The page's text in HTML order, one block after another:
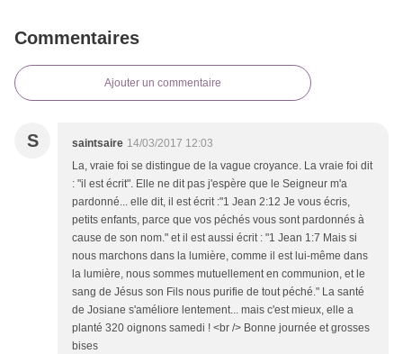
Commentaires
Ajouter un commentaire
S saintsaire 14/03/2017 12:03
La, vraie foi se distingue de la vague croyance. La vraie foi dit
: "il est écrit". Elle ne dit pas j'espère que le Seigneur m'a
pardonné... elle dit, il est écrit :"1 Jean 2:12 Je vous écris,
petits enfants, parce que vos péchés vous sont pardonnés à
cause de son nom." et il est aussi écrit : "1 Jean 1:7 Mais si
nous marchons dans la lumière, comme il est lui-même dans
la lumière, nous sommes mutuellement en communion, et le
sang de Jésus son Fils nous purifie de tout péché." La santé
de Josiane s'améliore lentement... mais c'est mieux, elle a
planté 320 oignons samedi ! <br /> Bonne journée et grosses
bises